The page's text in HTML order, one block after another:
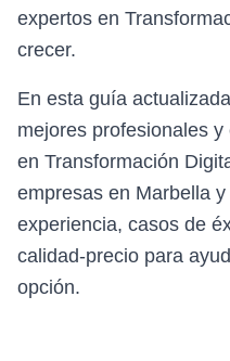
expertos en
crecer.
En esta guía
mejores profesionales
en Transformación
empresas en Marbella
experiencia, casos de
calidad-precio para
opción.